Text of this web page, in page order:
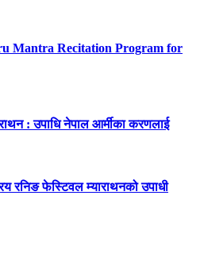
Mantra Recitation Program for
: उपाधि नेपाल आर्मीका करणलाई
रनिङ फेस्टिवल म्याराथनको उपाधी